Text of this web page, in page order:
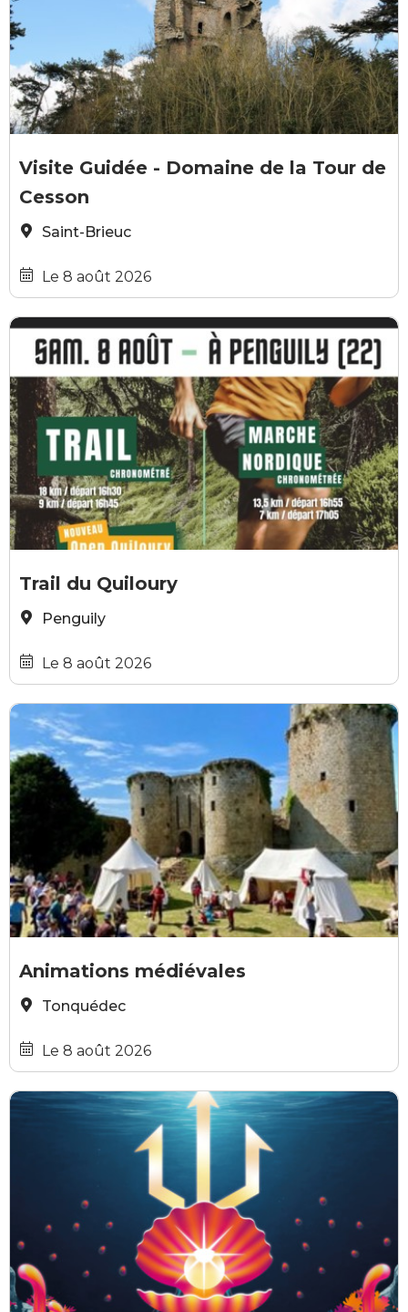
Visite Guidée - Domaine de la Tour de
Cesson
Saint-Brieuc
Le 8 août 2026
© Comité des fêtes de Penguily
Trail du Quiloury
Penguily
Le 8 août 2026
Chateau tonquédec
Animations médiévales
Tonquédec
Le 8 août 2026